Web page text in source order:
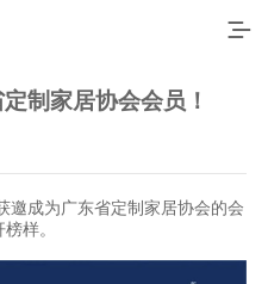
制家居协会会员！
成为广东省定制家居协会的会
样。